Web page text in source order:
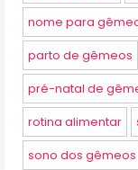
nome para
parto de gêmeos
pré-natal de
rotina alimentar
sono dos gêmeos